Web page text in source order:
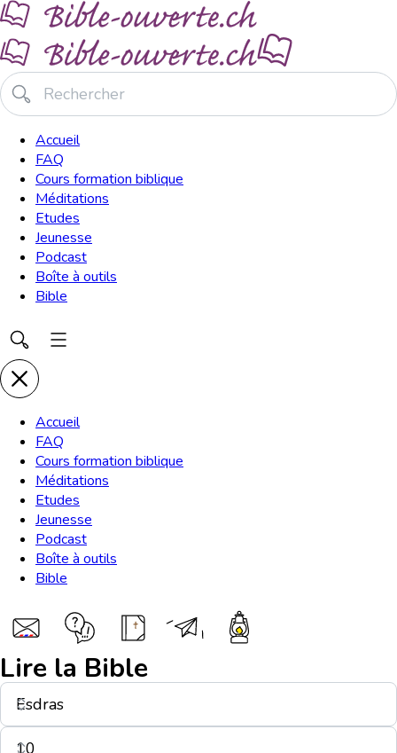
Accueil
FAQ
Cours formation biblique
Méditations
Etudes
Jeunesse
Podcast
Boîte à outils
Bible
Accueil
FAQ
Cours formation biblique
Méditations
Etudes
Jeunesse
Podcast
Boîte à outils
Bible
Lire la Bible